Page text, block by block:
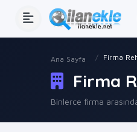
Ana Sayfa Firma
Firma
Binlerce firma